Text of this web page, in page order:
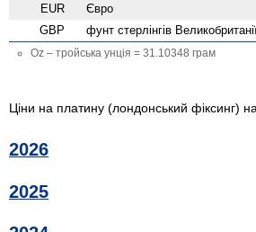
EUR Євро
GBP фунт стерлінгів
Oz – тройська унція = 31.10348 грам
Ціни на платину (лондонський фіксинг)
2026
2025